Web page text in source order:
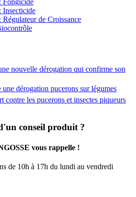
Insecticide
de Croissance
nouvelle dérogation qui confirme son
une dérogation pucerons sur légumes
contre les pucerons et insectes piqueurs
conseil produit ?
vous rappelle !
de 10h à 17h du lundi au vendredi